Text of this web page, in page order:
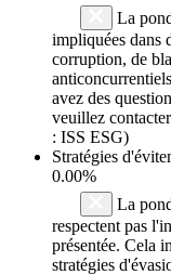
La
impliquées dans
corruption, de
avez des
veuillez
: ISS ESG)
Stratégies
0.00%
La
respectent pas
présentée. Cela
stratégies